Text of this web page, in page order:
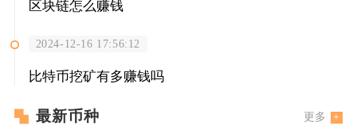
区块链怎么赚钱
2024-12-16 17:56:12
比特币挖矿有多赚钱吗
最新币种 更多